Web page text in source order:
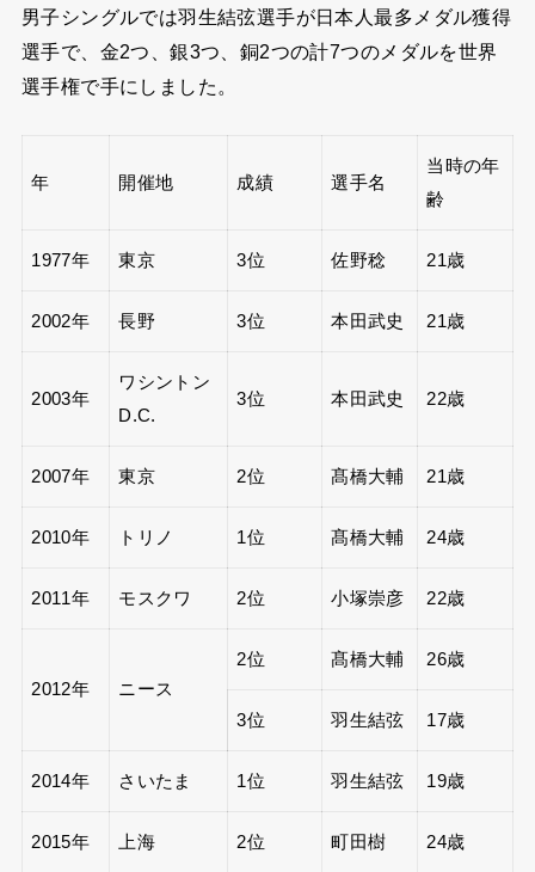
男子シングルでは羽生結弦選手が日本人最多メダル獲得
選手で、金2つ、銀3つ、銅2つの計7つのメダルを世界
選手権で手にしました。
年 開催地 成績 選手名
当時の年
齢
1977年 東京 3位 佐野稔 21歳
2002年 長野 3位 本田武史 21歳
2003年
ワシントン
D.C.
3位 本田武史 22歳
2007年 東京 2位 髙橋大輔 21歳
2010年 トリノ 1位 髙橋大輔 24歳
2011年 モスクワ 2位 小塚崇彦 22歳
2012年 ニース
2位 髙橋大輔 26歳
3位 羽生結弦 17歳
2014年 さいたま 1位 羽生結弦 19歳
2015年 上海 2位 町田樹 24歳